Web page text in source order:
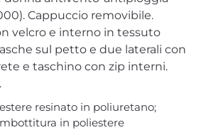
Cappuccio removibile.
velcro e interno in tessuto
sul petto e due laterali con
e taschino con zip interni.
resinato in poliuretano;
in poliestere